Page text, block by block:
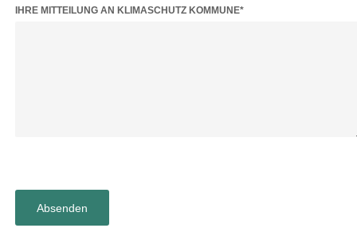
BITTE LASSE DIESES FELD LEER.
IHRE MITTEILUNG AN KLIMASCHUTZ KOMMUNE*